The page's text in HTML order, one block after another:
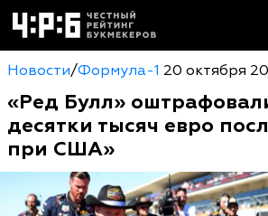
Новости/Формула-1 20 октября
«Ред Булл»
десятки тысяч евро
при США»